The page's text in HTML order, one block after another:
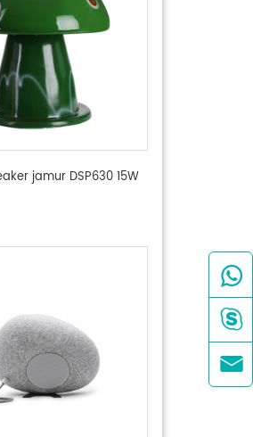
jamur DSP630 15W


